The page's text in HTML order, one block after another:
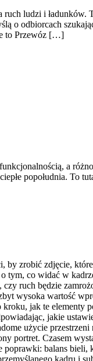
ludzi i
o odbiorcach
to Przewóz […]
a
popołudnia. To
by zrobić zdjęcie,
tym, co widać w
ruch będzie
wysoka wartość
jak te elementy
jakie
użycie
portret. Czasem
balans bieli,